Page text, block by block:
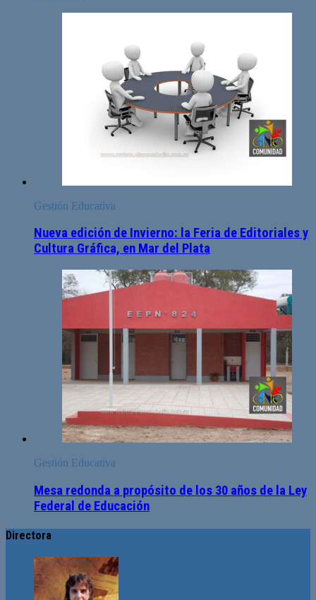
Gestión Educativa
Nueva edición de Invierno: la Feria de Editoriales y
Cultura Gráfica, en Mar del Plata
Gestión Educativa
Mesa redonda a propósito de los 30 años de la Ley
Federal de Educación
Directora